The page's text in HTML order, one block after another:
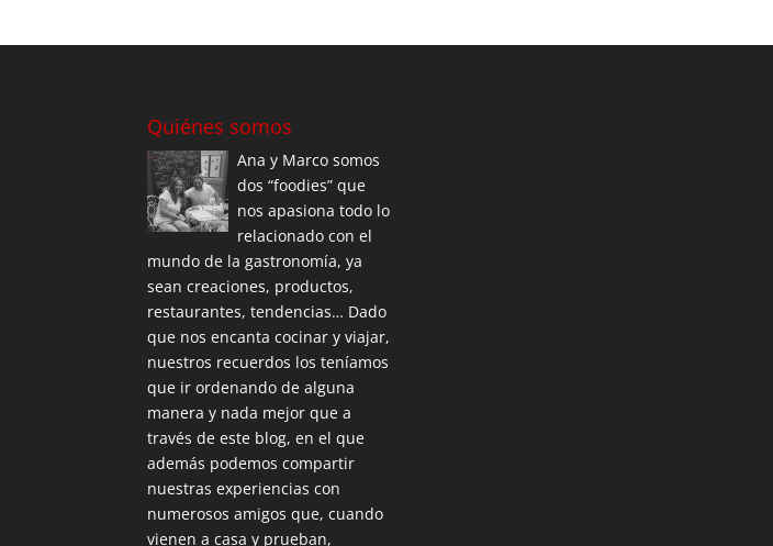
Quiénes somos
Ana y Marco somos
dos “foodies” que
nos apasiona todo lo
relacionado con el
mundo de la gastronomía, ya
sean creaciones, productos,
restaurantes, tendencias… Dado
que nos encanta cocinar y viajar,
nuestros recuerdos los teníamos
que ir ordenando de alguna
manera y nada mejor que a
través de este blog, en el que
además podemos compartir
nuestras experiencias con
numerosos amigos que, cuando
vienen a casa y prueban,